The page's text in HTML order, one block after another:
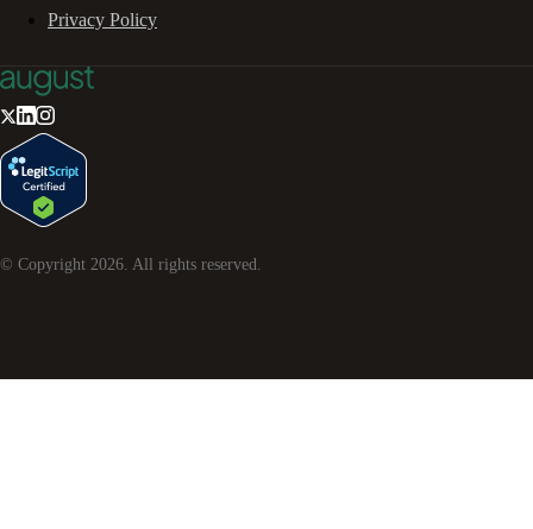
Privacy Policy
© Copyright 2026 . All rights reserved.